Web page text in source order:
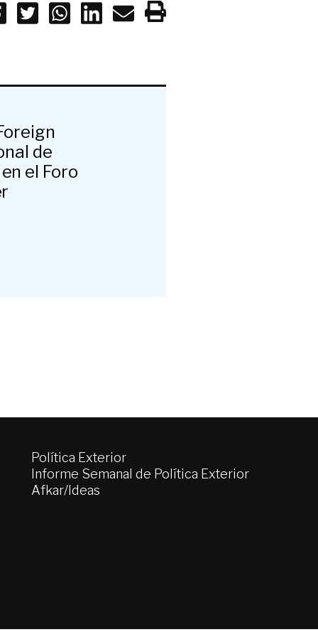
de
el Foro
Política Exterior
Informe Semanal de Política Exterior
Afkar/Ideas